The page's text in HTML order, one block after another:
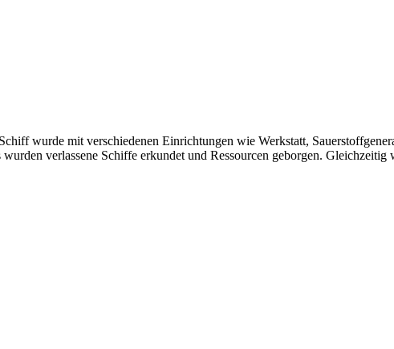
wurde mit verschiedenen Einrichtungen wie Werkstatt,
verlassene Schiffe erkundet und Ressourcen geborgen.